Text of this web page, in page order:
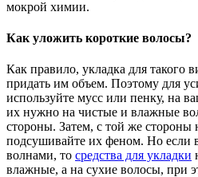
мокрой химии.
Как уложить короткие волосы?
Как правило, укладка для такого
придать им объем. Поэтому для
используйте мусс или пенку, на
их нужно на чистые и влажные
стороны. Затем, с той же стороны
подсушивайте их феном. Но если
волнами, то средства для укладки
влажные, а на сухие волосы, при